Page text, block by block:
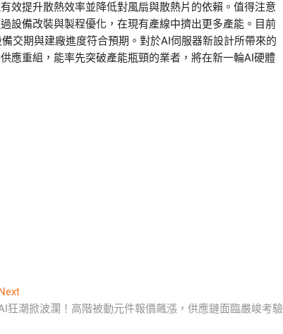
效提升散熱效率並降低對風扇與散熱片的依賴。值得注意
設備改裝與製程優化，在現有產線中擠出更多產能。目前
交期與建廠進度符合預期。對於AI伺服器新設計所帶來的
應重組，能率先突破產能瓶頸的業者，將在新一輪AI硬體
Next
post:
狂潮掀波瀾！高階被動元件報價飆漲，供應鏈面臨嚴峻考驗